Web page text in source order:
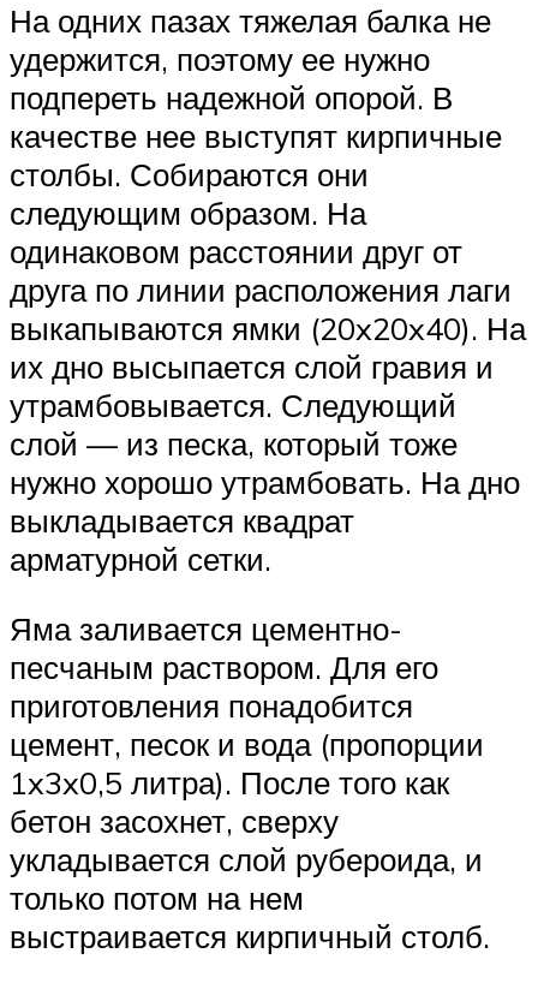
На одних пазах тяжелая балка не
удержится, поэтому ее нужно
подпереть надежной опорой. В
качестве нее выступят кирпичные
столбы. Собираются они
следующим образом. На
одинаковом расстоянии друг от
друга по линии расположения лаги
выкапываются ямки (20x20x40). На
их дно высыпается слой гравия и
утрамбовывается. Следующий
слой — из песка, который тоже
нужно хорошо утрамбовать. На дно
выкладывается квадрат
арматурной сетки.
Яма заливается цементно-
песчаным раствором. Для его
приготовления понадобится
цемент, песок и вода (пропорции
1x3x0,5 литра). После того как
бетон засохнет, сверху
укладывается слой рубероида, и
только потом на нем
выстраивается кирпичный столб.